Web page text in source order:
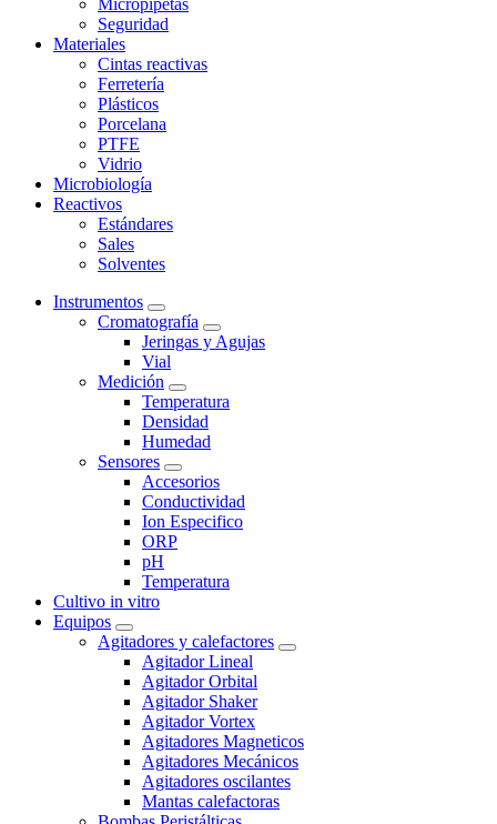
Seguridad
Materiales
Cintas reactivas
Ferretería
Plásticos
Porcelana
PTFE
Vidrio
Microbiología
Reactivos
Estándares
Sales
Solventes
Instrumentos
Cromatografía
Jeringas y Agujas
Vial
Medición
Temperatura
Densidad
Humedad
Sensores
Accesorios
Conductividad
Ion Especifico
ORP
pH
Temperatura
Cultivo in vitro
Equipos
Agitadores y calefactores
Agitador Lineal
Agitador Orbital
Agitador Shaker
Agitador Vortex
Agitadores Magneticos
Agitadores Mecánicos
Agitadores oscilantes
Mantas calefactoras